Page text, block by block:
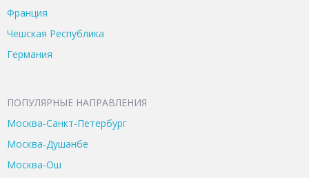
Франция
Чешская Республика
Германия
ПОПУЛЯРНЫЕ НАПРАВЛЕНИЯ
Москва-Санкт-Петербург
Москва-Душанбе
Москва-Ош